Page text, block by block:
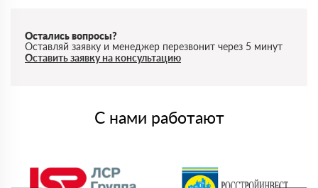
Остались вопросы?
Оставляй заявку и менеджер перезвонит через 5 минут
Оставить заявку на консультацию
С нами работают